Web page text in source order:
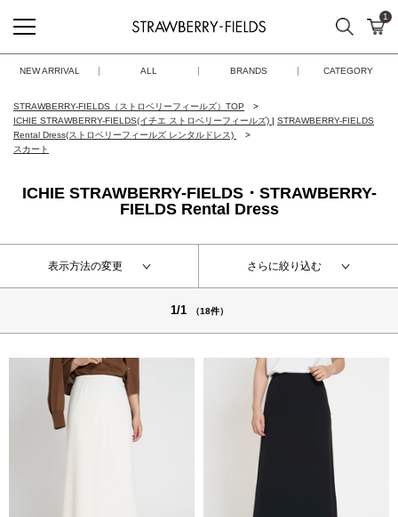
STRAWBERRY-FIELDS
検索 カ
1
NEW ARRIVAL ALL BRANDS CATEGORY
STRAWBERRY-FIELDS（ストロベリーフィールズ）TOP
ICHIE STRAWBERRY-FIELDS(イチエ ストロベリーフィールズ) | STRAWBERRY-FIELDS
Rental Dress(ストロベリーフィールズ レンタルドレス)
スカート
ICHIE STRAWBERRY-FIELDS・STRAWBERRY-
FIELDS Rental Dress
表示方法の変更 さらに絞り込む
1/1 （18件）